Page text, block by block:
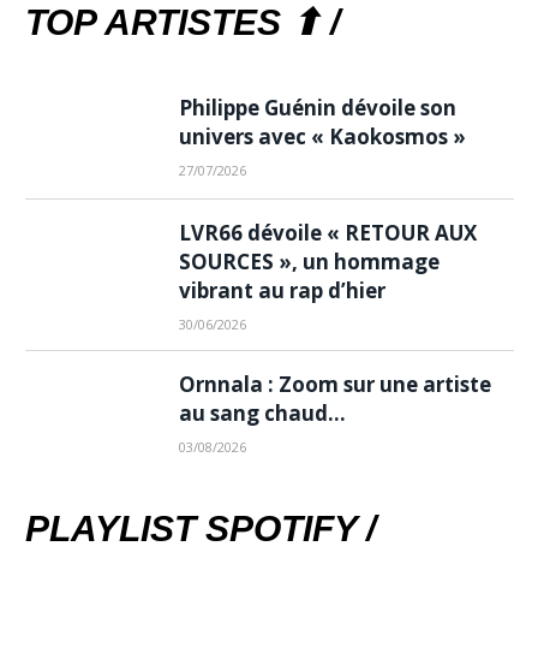
TOP ARTISTES ⬆ /
Philippe Guénin dévoile son
univers avec « Kaokosmos »
27/07/2026
LVR66 dévoile « RETOUR AUX
SOURCES », un hommage
vibrant au rap d’hier
30/06/2026
Ornnala : Zoom sur une artiste
au sang chaud…
03/08/2026
PLAYLIST SPOTIFY /